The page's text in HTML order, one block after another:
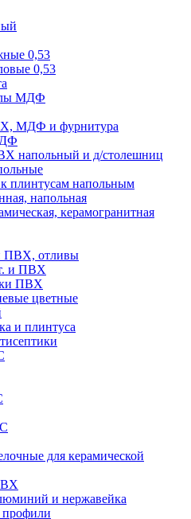
0,53
0,53
МДФ
МДФ и фурнитура
напольный и д/столешниц
плинтусам напольным
напольная
керамогранитная
ПВХ, отливы
и ПВХ
ПВХ
цветные
и плинтуса
для керамической
и нержавейка
профили